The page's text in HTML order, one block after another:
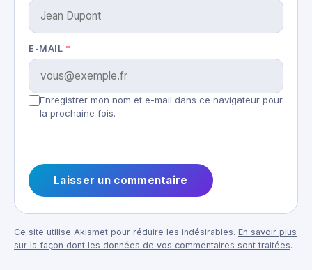
E-MAIL *
Enregistrer mon nom et e-mail dans ce navigateur pour
la prochaine fois.
Ce site utilise Akismet pour réduire les indésirables. En savoir plus
sur la façon dont les données de vos commentaires sont traitées.